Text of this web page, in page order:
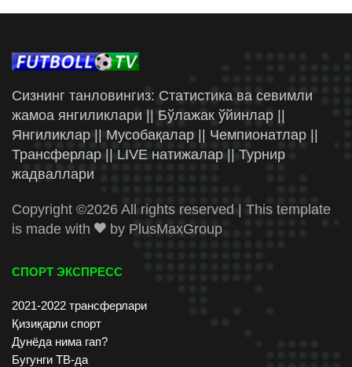
Сизнинг танловингиз: Статистика ва севимли
жамоа янгиликлари || Бўлажак ўйинлар ||
Янгиликлар || Мусобақалар || Чемпионатлар ||
Трансферлар || LIVE натижалар || Турнир
жадваллари
Copyright ©2026 All rights reserved | This template
is made with
by PlusMaxGroup
СПОРТ ЭКСПРЕСС
2021-2022 трансферлари
Қизиқарли спорт
Дунёда нима гап?
Бугунги ТВ-да